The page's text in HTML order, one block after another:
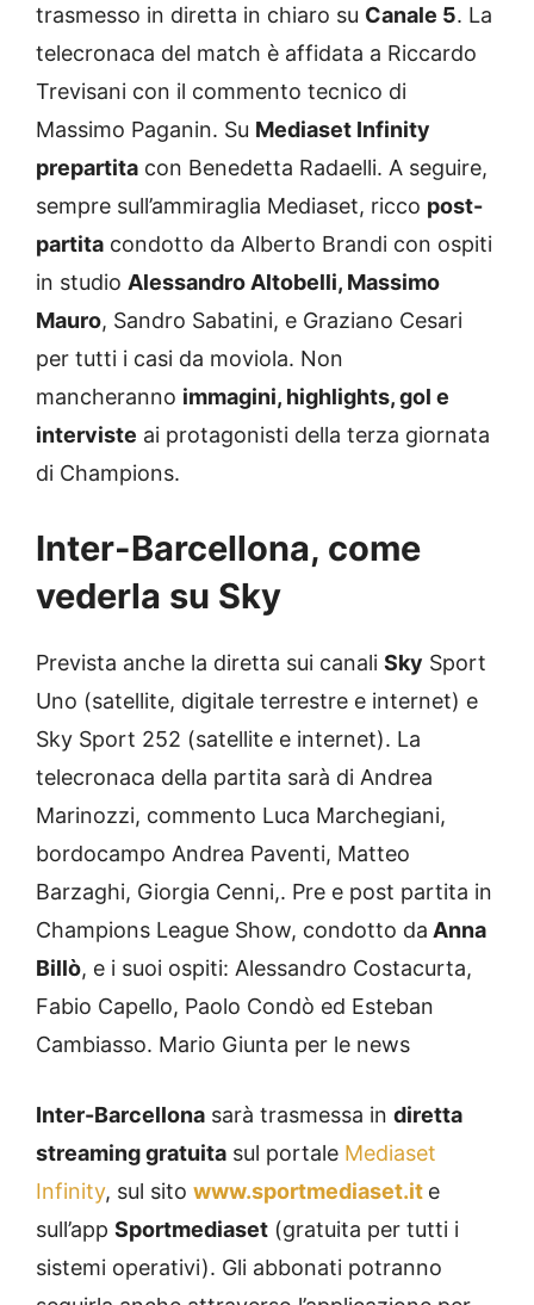
trasmesso in diretta in chiaro su Canale 5. La
telecronaca del match è affidata a Riccardo
Trevisani con il commento tecnico di
Massimo Paganin. Su Mediaset Infinity
prepartita con Benedetta Radaelli. A seguire,
sempre sull’ammiraglia Mediaset, ricco post-
partita condotto da Alberto Brandi con ospiti
in studio Alessandro Altobelli, Massimo
Mauro, Sandro Sabatini, e Graziano Cesari
per tutti i casi da moviola. Non
mancheranno immagini, highlights, gol e
interviste ai protagonisti della terza giornata
di Champions.
Inter-Barcellona, come
vederla su Sky
Prevista anche la diretta sui canali Sky Sport
Uno (satellite, digitale terrestre e internet) e
Sky Sport 252 (satellite e internet). La
telecronaca della partita sarà di Andrea
Marinozzi, commento Luca Marchegiani,
bordocampo Andrea Paventi, Matteo
Barzaghi, Giorgia Cenni,. Pre e post partita in
Champions League Show, condotto da Anna
Billò, e i suoi ospiti: Alessandro Costacurta,
Fabio Capello, Paolo Condò ed Esteban
Cambiasso. Mario Giunta per le news
Inter-Barcellona sarà trasmessa in diretta
streaming gratuita sul portale Mediaset
Infinity, sul sito www.sportmediaset.it e
sull’app Sportmediaset (gratuita per tutti i
sistemi operativi). Gli abbonati potranno